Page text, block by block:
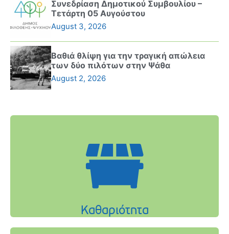
Συνεδρίαση Δημοτικού Συμβουλίου –
Τετάρτη 05 Αυγούστου
August 3, 2026
Βαθιά θλίψη για την τραγική απώλεια
των δύο πιλότων στην Ψάθα
August 2, 2026